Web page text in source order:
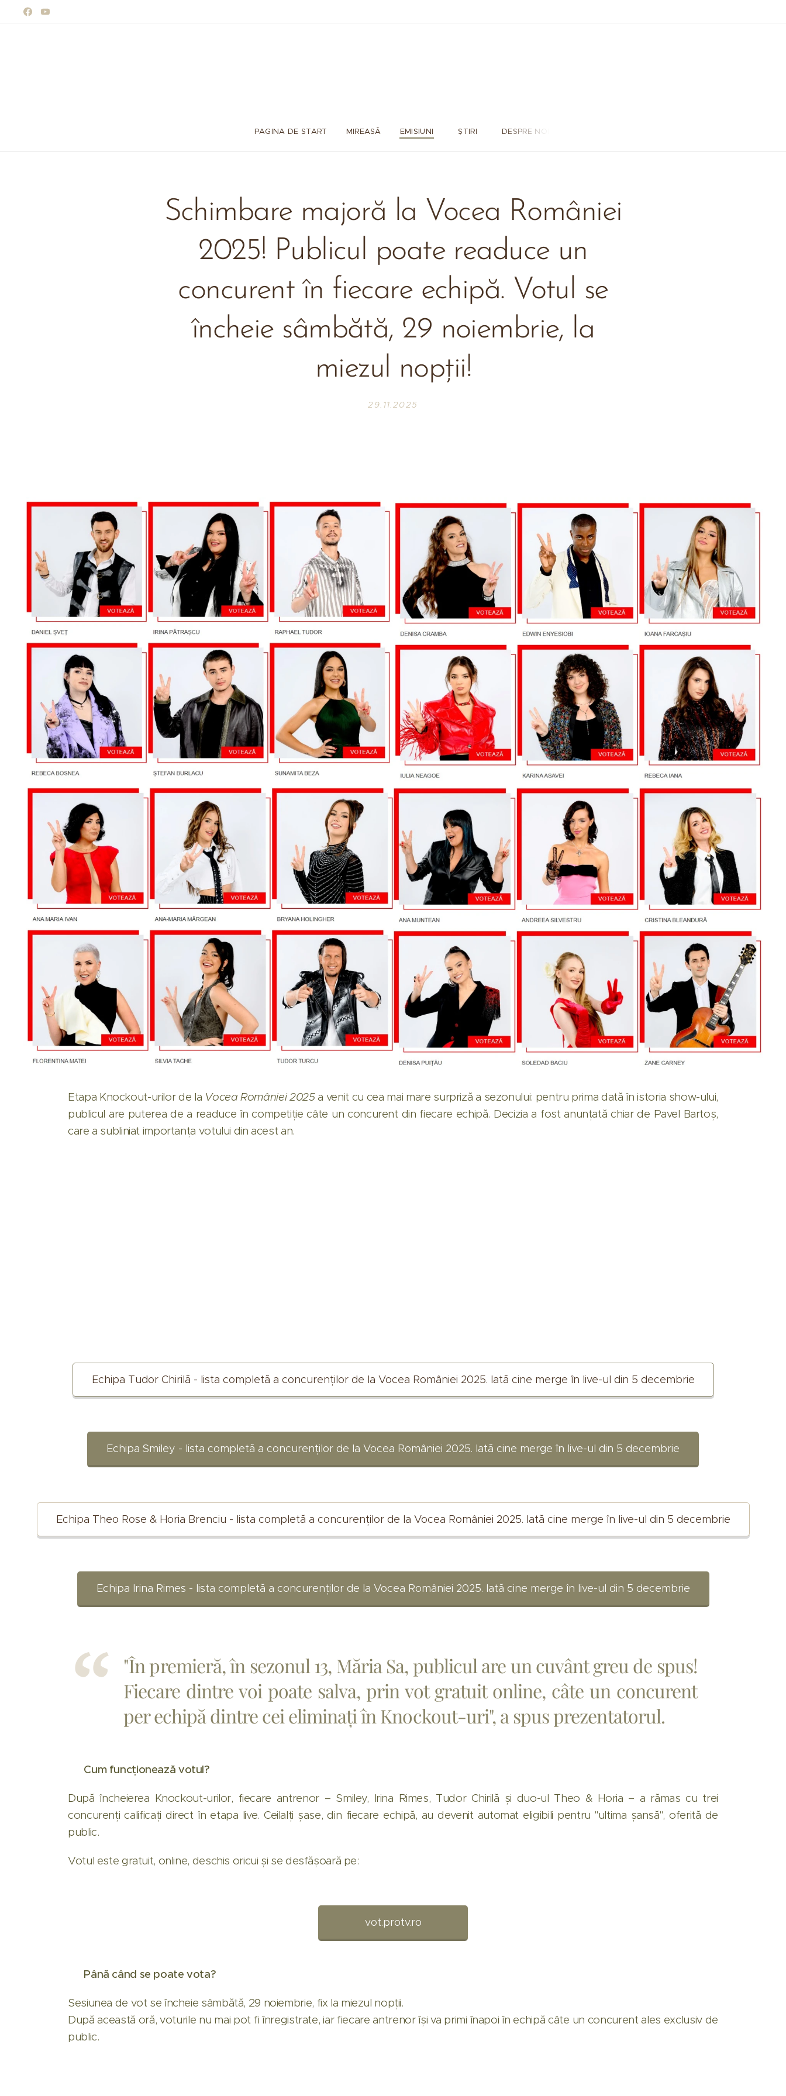
PAGINA DE START MIREASĂ EMISIUNI ȘTIRI DESPRE NOI
Schimbare majoră la Vocea României
2025! Publicul poate readuce un
concurent în fiecare echipă. Votul se
încheie sâmbătă, 29 noiembrie, la
miezul nopții!
29.11.2025
Etapa Knockout-urilor de la Vocea României 2025a venit cu cea mai mare surpriză a sezonului: pentru prima dată în istoria show-ului,
publicul are puterea de a readuce în competiție câte un concurent din fiecare echipă. Decizia a fost anunțată chiar de Pavel Bartoș,
care a subliniat importanța votului din acest an.
Echipa Tudor Chirilă - lista completă a concurenților de la Vocea României 2025. Iată cine merge în live-ul din 5 decembrie
Echipa Smiley - lista completă a concurenților de la Vocea României 2025. Iată cine merge în live-ul din 5 decembrie
Echipa Theo Rose & Horia Brenciu - lista completă a concurenților de la Vocea României 2025. Iată cine merge în live-ul din 5 decembrie
Echipa Irina Rimes - lista completă a concurenților de la Vocea României 2025. Iată cine merge în live-ul din 5 decembrie
"În premieră, în sezonul 13, Măria Sa, publicul are un cuvânt greu de spus!
Fiecare dintre voi poate salva, prin vot gratuit online, câte un concurent
per echipă dintre cei eliminați în Knockout-uri", a spus prezentatorul.
Cum funcționează votul?
După încheierea Knockout-urilor, fiecare antrenor – Smiley, Irina Rimes, Tudor Chirilă și duo-ul Theo & Horia – a rămas cu trei
concurenți calificați direct în etapa live. Ceilalți șase, din fiecare echipă, au devenit automat eligibili pentru "ultima șansă", oferită de
public.
Votul este gratuit, online, deschis oricui și se desfășoară pe:
vot.protv.ro
Până când se poate vota?
Sesiunea de vot se încheie sâmbătă, 29 noiembrie, fix la miezul nopții.
După această oră, voturile nu mai pot fi înregistrate, iar fiecare antrenor își va primi înapoi în echipă câte un concurent ales exclusiv de
public.